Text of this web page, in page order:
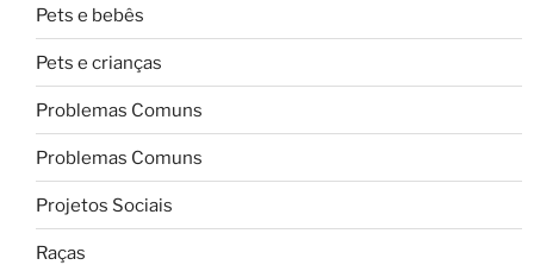
Pets e bebês
Pets e crianças
Problemas Comuns
Problemas Comuns
Projetos Sociais
Raças